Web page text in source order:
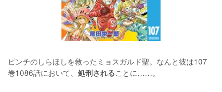
ピンチのしらほしを救ったミョスガルド聖。なんと彼は107
巻1086話において、 処刑されることに……。